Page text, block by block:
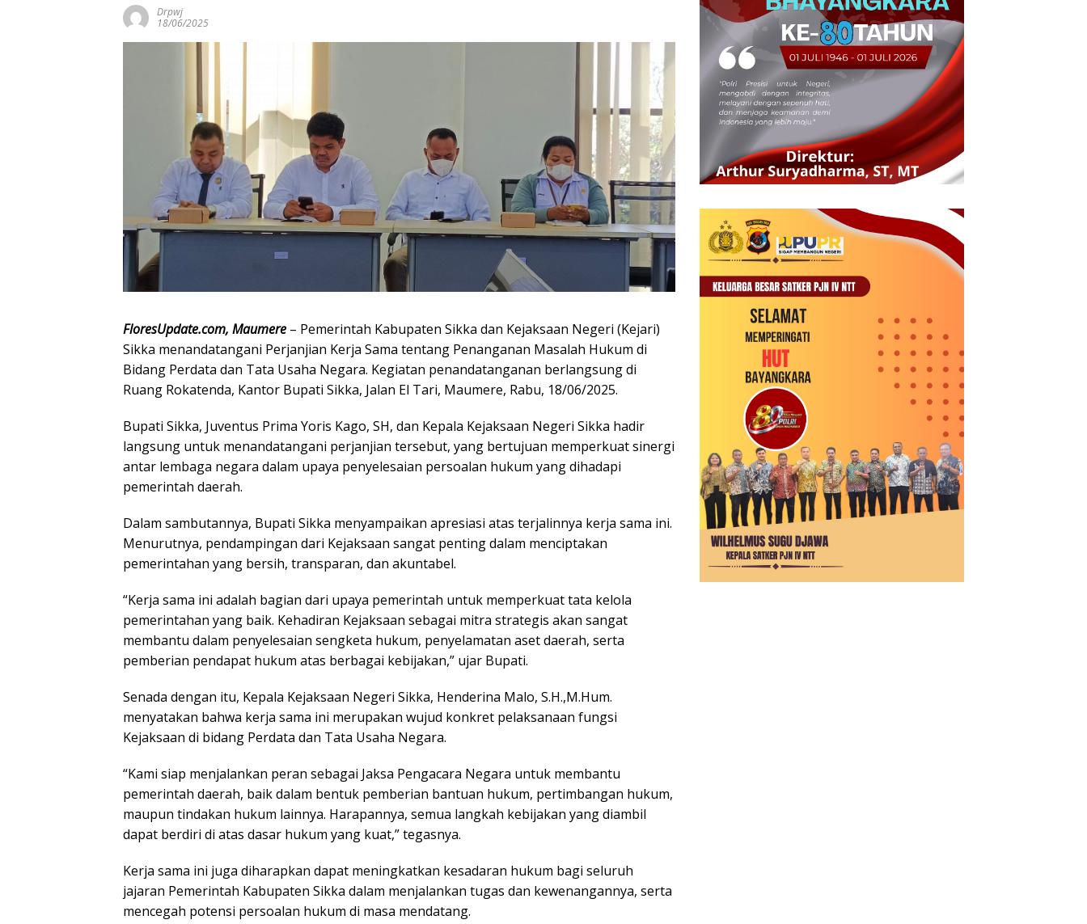
Drpwj
18/06/2025
FloresUpdate.com, Maumere – Pemerintah Kabupaten Sikka dan Kejaksaan Negeri (Kejari)
Sikka menandatangani Perjanjian Kerja Sama tentang Penanganan Masalah Hukum di
Bidang Perdata dan Tata Usaha Negara. Kegiatan penandatanganan berlangsung di
Ruang Rokatenda, Kantor Bupati Sikka, Jalan El Tari, Maumere, Rabu, 18/06/2025.
Bupati Sikka, Juventus Prima Yoris Kago, SH, dan Kepala Kejaksaan Negeri Sikka hadir
langsung untuk menandatangani perjanjian tersebut, yang bertujuan memperkuat sinergi
antar lembaga negara dalam upaya penyelesaian persoalan hukum yang dihadapi
pemerintah daerah.
Dalam sambutannya, Bupati Sikka menyampaikan apresiasi atas terjalinnya kerja sama ini.
Menurutnya, pendampingan dari Kejaksaan sangat penting dalam menciptakan
pemerintahan yang bersih, transparan, dan akuntabel.
“Kerja sama ini adalah bagian dari upaya pemerintah untuk memperkuat tata kelola
pemerintahan yang baik. Kehadiran Kejaksaan sebagai mitra strategis akan sangat
membantu dalam penyelesaian sengketa hukum, penyelamatan aset daerah, serta
pemberian pendapat hukum atas berbagai kebijakan,” ujar Bupati.
Senada dengan itu, Kepala Kejaksaan Negeri Sikka, Henderina Malo, S.H.,M.Hum.
menyatakan bahwa kerja sama ini merupakan wujud konkret pelaksanaan fungsi
Kejaksaan di bidang Perdata dan Tata Usaha Negara.
“Kami siap menjalankan peran sebagai Jaksa Pengacara Negara untuk membantu
pemerintah daerah, baik dalam bentuk pemberian bantuan hukum, pertimbangan hukum,
maupun tindakan hukum lainnya. Harapannya, semua langkah kebijakan yang diambil
dapat berdiri di atas dasar hukum yang kuat,” tegasnya.
Kerja sama ini juga diharapkan dapat meningkatkan kesadaran hukum bagi seluruh
jajaran Pemerintah Kabupaten Sikka dalam menjalankan tugas dan kewenangannya, serta
mencegah potensi persoalan hukum di masa mendatang.